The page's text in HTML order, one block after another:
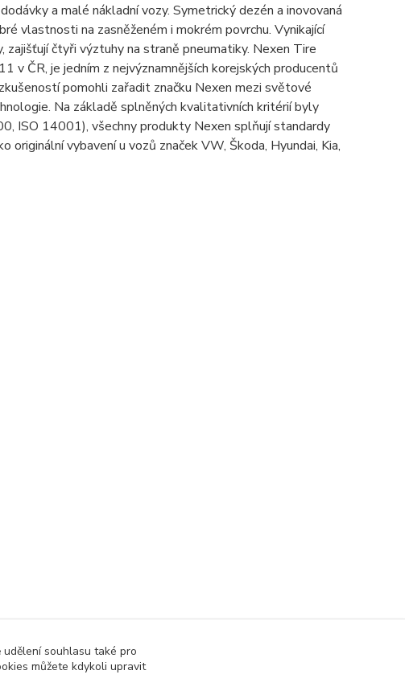
a malé nákladní vozy. Symetrický dezén a inovovaná
vlastnosti na zasněženém i mokrém povrchu. Vynikající
čtyři výztuhy na straně pneumatiky. Nexen Tire
ČR, je jedním z nejvýznamnějších korejských producentů
pomohli zařadit značku Nexen mezi světové
Na základě splněných kvalitativních kritérií byly
ISO 14001), všechny produkty Nexen splňují standardy
originální vybavení u vozů značek VW, Škoda, Hyundai, Kia,
souhlasu také pro
můžete kdykoli upravit